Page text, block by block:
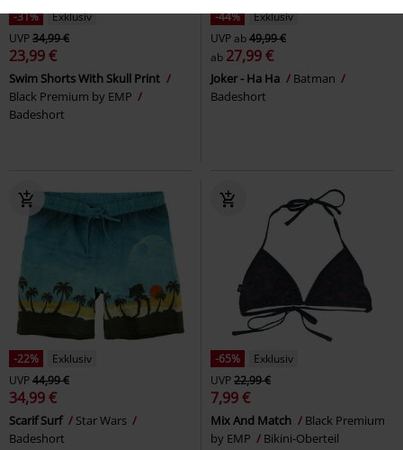
-31%
Exklusiv
UVP34,99 €
23,99 €
Swim Shorts With Skull Print
Black Premium by EMP
Badeshort
-44%
Exklusiv
UVPab49,99 €
ab 27,99 €
Joker - Ha Ha
Batman
Badeshort
-22%
Exklusiv
UVP44,99 €
34,99 €
Scarif Surf
Star Wars
Badeshort
-65%
Exklusiv
UVP22,99 €
7,99 €
Mix And Match
Black Premium
by EMP
Bikini-Oberteil